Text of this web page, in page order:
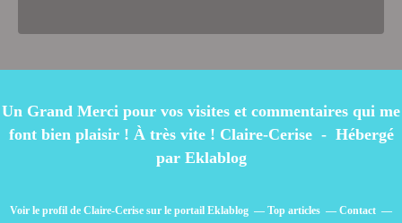
Un Grand Merci pour vos visites et commentaires qui me
font bien plaisir ! À très vite ! Claire-Cerise - Hébergé
par Eklablog
Voir le profil de Claire-Cerise sur le portail Eklablog Top articles Contact